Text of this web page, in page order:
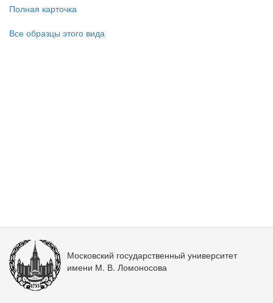
Полная карточка
Все образцы этого вида
Московский государственный университет
имени М. В. Ломоносова